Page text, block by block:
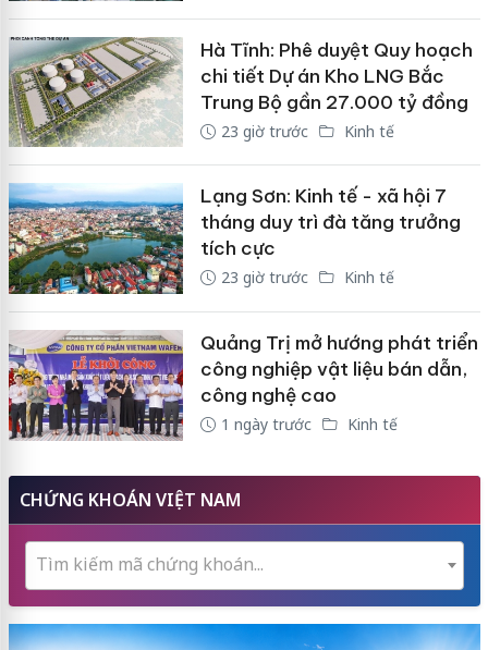
Hà Tĩnh: Phê duyệt Quy hoạch
chi tiết Dự án Kho LNG Bắc
Trung Bộ gần 27.000 tỷ đồng
23 giờ trước Kinh tế
Lạng Sơn: Kinh tế - xã hội 7
tháng duy trì đà tăng trưởng
tích cực
23 giờ trước Kinh tế
Quảng Trị mở hướng phát triển
công nghiệp vật liệu bán dẫn,
công nghệ cao
1 ngày trước Kinh tế
CHỨNG KHOÁN VIỆT NAM
Tìm kiếm mã chứng khoán...